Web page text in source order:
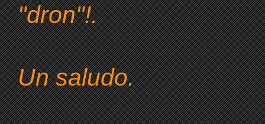
"dron"!.
Un saludo.